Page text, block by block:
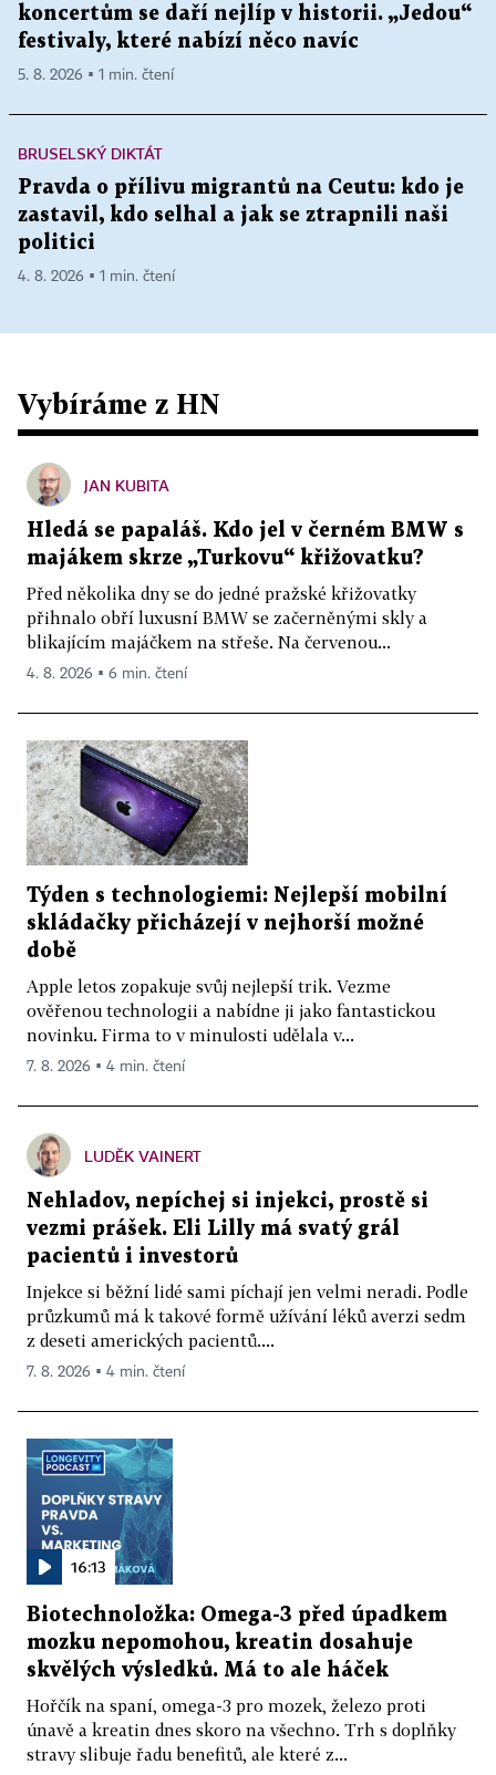
koncertům se daří nejlíp v historii. „Jedou“
festivaly, které nabízí něco navíc
5. 8. 2026 ▪ 1 min. čtení
BRUSELSKÝ DIKTÁT
Pravda o přílivu migrantů na Ceutu: kdo je
zastavil, kdo selhal a jak se ztrapnili naši
politici
4. 8. 2026 ▪ 1 min. čtení
Vybíráme z HN
JAN KUBITA
Hledá se papaláš. Kdo jel v černém BMW s
majákem skrze „Turkovu“ křižovatku?
Před několika dny se do jedné pražské křižovatky
přihnalo obří luxusní BMW se začerněnými skly a
blikajícím majáčkem na střeše. Na červenou...
4. 8. 2026 ▪ 6 min. čtení
Týden s technologiemi: Nejlepší mobilní
skládačky přicházejí v nejhorší možné
době
Apple letos zopakuje svůj nejlepší trik. Vezme
ověřenou technologii a nabídne ji jako fantastickou
novinku. Firma to v minulosti udělala v...
7. 8. 2026 ▪ 4 min. čtení
LUDĚK VAINERT
Nehladov, nepíchej si injekci, prostě si
vezmi prášek. Eli Lilly má svatý grál
pacientů i investorů
Injekce si běžní lidé sami píchají jen velmi neradi. Podle
průzkumů má k takové formě užívání léků averzi sedm
z deseti amerických pacientů....
7. 8. 2026 ▪ 4 min. čtení
16:13
Biotechnoložka: Omega-3 před úpadkem
mozku nepomohou, kreatin dosahuje
skvělých výsledků. Má to ale háček
Hořčík na spaní, omega-3 pro mozek, železo proti
únavě a kreatin dnes skoro na všechno. Trh s doplňky
stravy slibuje řadu benefitů, ale které z...